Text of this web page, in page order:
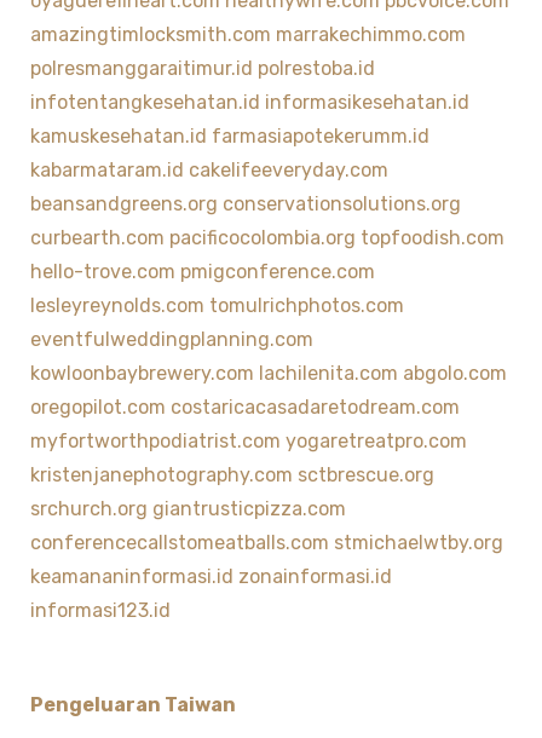
amazingtimlocksmith.com marrakechimmo.com
polresmanggaraitimur.id polrestoba.id
infotentangkesehatan.id informasikesehatan.id
kamuskesehatan.id farmasiapotekerumm.id
kabarmataram.id cakelifeeveryday.com
beansandgreens.org conservationsolutions.org
curbearth.com pacificocolombia.org topfoodish.com
hello-trove.com pmigconference.com
lesleyreynolds.com tomulrichphotos.com
eventfulweddingplanning.com
kowloonbaybrewery.com lachilenita.com abgolo.com
oregopilot.com costaricacasadaretodream.com
myfortworthpodiatrist.com yogaretreatpro.com
kristenjanephotography.com sctbrescue.org
srchurch.org giantrusticpizza.com
conferencecallstomeatballs.com stmichaelwtby.org
keamananinformasi.id zonainformasi.id
informasi123.id
Pengeluaran Taiwan